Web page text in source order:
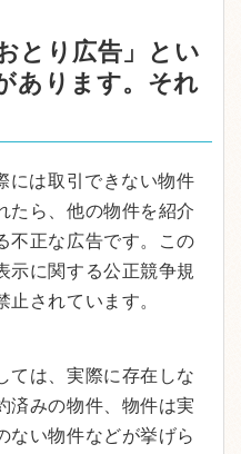
とり広告」とい
あります。それ
には取引できない物件
たら、他の物件を紹介
不正な広告です。この
示に関する公正競争規
されています。
ては、実際に存在しな
済みの物件、物件は実
ない物件などが挙げら